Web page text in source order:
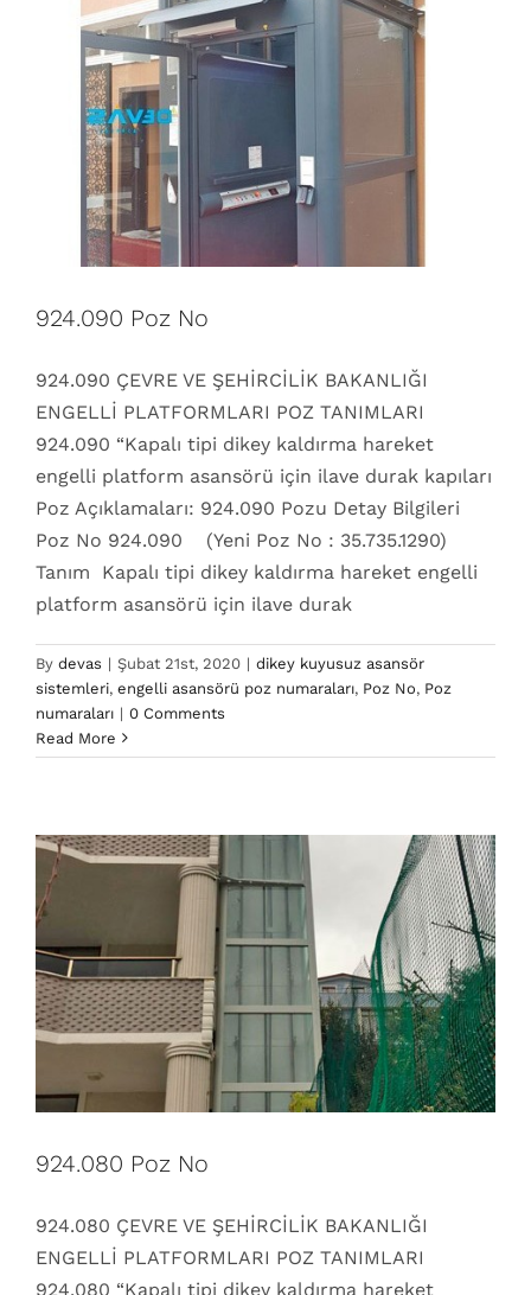
924.090 Poz No
924.090 ÇEVRE VE ŞEHİRCİLİK BAKANLIĞI
ENGELLİ PLATFORMLARI POZ TANIMLARI
924.090 “Kapalı tipi dikey kaldırma hareket
engelli platform asansörü için ilave durak kapıları
Poz Açıklamaları: 924.090 Pozu Detay Bilgileri
Poz No 924.090 (Yeni Poz No : 35.735.1290)
Tanım Kapalı tipi dikey kaldırma hareket engelli
platform asansörü için ilave durak
By devas | Şubat 21st, 2020 | dikey kuyusuz asansör
sistemleri, engelli asansörü poz numaraları, Poz No, Poz
numaraları | 0 Comments
Read More
924.080 Poz No
dikey kuyusuz asansör sistemleri
poz numaraları Poz No Poz numaraları
924.080 Poz No
924.080 ÇEVRE VE ŞEHİRCİLİK BAKANLIĞI
ENGELLİ PLATFORMLARI POZ TANIMLARI
924.080 “Kapalı tipi dikey kaldırma hareket